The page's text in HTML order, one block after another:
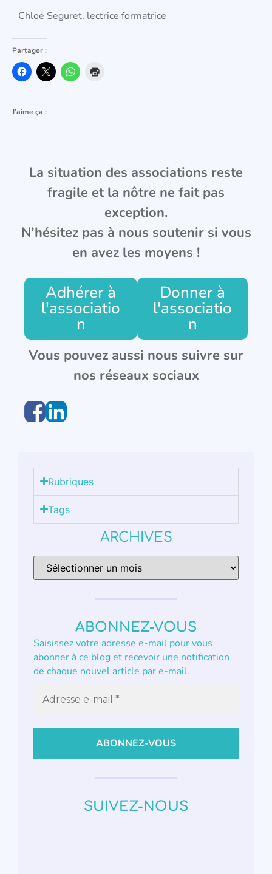
Chloé Seguret, lectrice formatrice
Partager :
J’aime ça :
La situation des associations reste
fragile et la nôtre ne fait pas
exception.
N’hésitez pas à nous soutenir si vous
en avez les moyens !
Adhérer à
l'associatio
n
Donner à
l'associatio
n
Vous pouvez aussi nous suivre sur
nos réseaux sociaux
Rubriques
Tags
ARCHIVES
ABONNEZ-VOUS
Saisissez votre adresse e-mail pour vous
abonner à ce blog et recevoir une notification
de chaque nouvel article par e-mail.
SUIVEZ-NOUS